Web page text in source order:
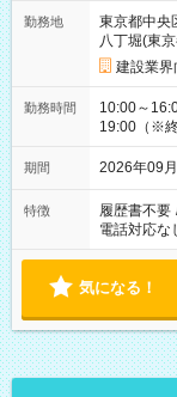
勤務地
東京都中央
八丁堀(東
建設業界
勤務時間
10:00～
19:00（※
期間 2026年09
特徴 履歴書不要
電話対応な
気になる！